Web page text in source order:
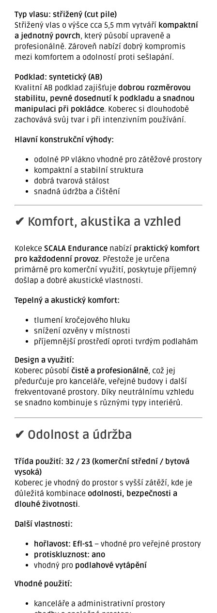
Typ vlasu: střižený (cut pile)
Střižený vlas o výšce cca 5,5 mm vytváří kompaktní
a jednotný povrch, který působí upraveně a
profesionálně. Zároveň nabízí dobrý kompromis
mezi komfortem a odolností proti sešlapání.
Podklad: syntetický (AB)
Kvalitní AB podklad zajišťuje dobrou rozměrovou
stabilitu, pevné dosednutí k podkladu a snadnou
manipulaci při pokládce. Koberec si dlouhodobě
zachovává svůj tvar i při intenzivním používání.
Hlavní konstrukční výhody:
odolné PP vlákno vhodné pro zátěžové prostory
kompaktní a stabilní struktura
dobrá tvarová stálost
snadná údržba a čištění
✔ Komfort, akustika a vzhled
Kolekce SCALA Endurance nabízí praktický komfort
pro každodenní provoz. Přestože je určena
primárně pro komerční využití, poskytuje příjemný
došlap a dobré akustické vlastnosti.
Tepelný a akustický komfort:
tlumení kročejového hluku
snížení ozvěny v místnosti
příjemnější prostředí oproti tvrdým podlahám
Design a využití:
Koberec působí čistě a profesionálně, což jej
předurčuje pro kanceláře, veřejné budovy i další
frekventované prostory. Díky neutrálnímu vzhledu
se snadno kombinuje s různými typy interiérů.
✔ Odolnost a údržba
Třída použití: 32 / 23 (komerční střední / bytová
vysoká)
Koberec je vhodný do prostor s vyšší zátěží, kde je
důležitá kombinace odolnosti, bezpečnosti a
dlouhé životnosti.
Další vlastnosti:
hořlavost: Efl-s1– vhodné pro veřejné prostory
protiskluznost: ano
vhodný pro podlahové vytápění
Vhodné použití:
kanceláře a administrativní prostory